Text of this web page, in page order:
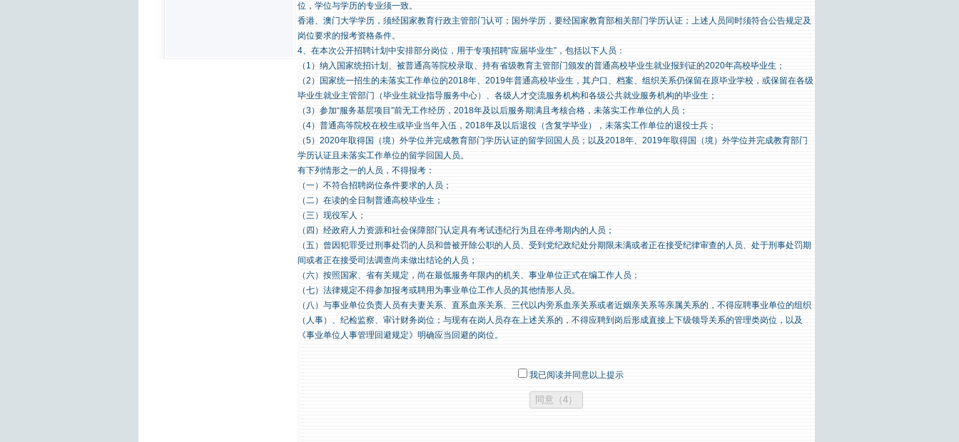
位，学位与学历的专业须一致。
香港、澳门大学学历，须经国家教育行政主管部门认可；国外学历，要经国家教育部相关部门学历认证；上述人员同时须符合公告规定及
岗位要求的报考资格条件。
4、在本次公开招聘计划中安排部分岗位，用于专项招聘“应届毕业生”，包括以下人员：
（1）纳入国家统招计划、被普通高等院校录取、持有省级教育主管部门颁发的普通高校毕业生就业报到证的2020年高校毕业生；
（2）国家统一招生的未落实工作单位的2018年、2019年普通高校毕业生，其户口、档案、组织关系仍保留在原毕业学校，或保留在各级
毕业生就业主管部门（毕业生就业指导服务中心）、各级人才交流服务机构和各级公共就业服务机构的毕业生；
（3）参加“服务基层项目”前无工作经历，2018年及以后服务期满且考核合格，未落实工作单位的人员；
（4）普通高等院校在校生或毕业当年入伍，2018年及以后退役（含复学毕业），未落实工作单位的退役士兵；
（5）2020年取得国（境）外学位并完成教育部门学历认证的留学回国人员；以及2018年、2019年取得国（境）外学位并完成教育部门
学历认证且未落实工作单位的留学回国人员。
有下列情形之一的人员，不得报考：
（一）不符合招聘岗位条件要求的人员；
（二）在读的全日制普通高校毕业生；
（三）现役军人；
（四）经政府人力资源和社会保障部门认定具有考试违纪行为且在停考期内的人员；
（五）曾因犯罪受过刑事处罚的人员和曾被开除公职的人员、受到党纪政纪处分期限未满或者正在接受纪律审查的人员、处于刑事处罚期
间或者正在接受司法调查尚未做出结论的人员；
（六）按照国家、省有关规定，尚在最低服务年限内的机关、事业单位正式在编工作人员；
（七）法律规定不得参加报考或聘用为事业单位工作人员的其他情形人员。
（八）与事业单位负责人员有夫妻关系、直系血亲关系、三代以内旁系血亲关系或者近姻亲关系等亲属关系的，不得应聘事业单位的组织
（人事）、纪检监察、审计财务岗位；与现有在岗人员存在上述关系的，不得应聘到岗后形成直接上下级领导关系的管理类岗位，以及
《事业单位人事管理回避规定》明确应当回避的岗位。
我已阅读并同意以上提示